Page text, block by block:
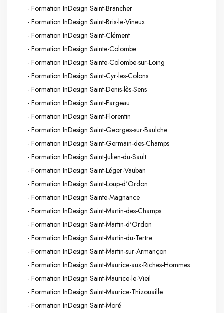
- Formation InDesign Saint-Brancher
- Formation InDesign Saint-Bris-le-Vineux
- Formation InDesign Saint-Clément
- Formation InDesign Sainte-Colombe
- Formation InDesign Sainte-Colombe-sur-Loing
- Formation InDesign Saint-Cyr-les-Colons
- Formation InDesign Saint-Denis-lès-Sens
- Formation InDesign Saint-Fargeau
- Formation InDesign Saint-Florentin
- Formation InDesign Saint-Georges-sur-Baulche
- Formation InDesign Saint-Germain-des-Champs
- Formation InDesign Saint-Julien-du-Sault
- Formation InDesign Saint-Léger-Vauban
- Formation InDesign Saint-Loup-d'Ordon
- Formation InDesign Sainte-Magnance
- Formation InDesign Saint-Martin-des-Champs
- Formation InDesign Saint-Martin-d'Ordon
- Formation InDesign Saint-Martin-du-Tertre
- Formation InDesign Saint-Martin-sur-Armançon
- Formation InDesign Saint-Maurice-aux-Riches-Hommes
- Formation InDesign Saint-Maurice-le-Vieil
- Formation InDesign Saint-Maurice-Thizouaille
- Formation InDesign Saint-Moré